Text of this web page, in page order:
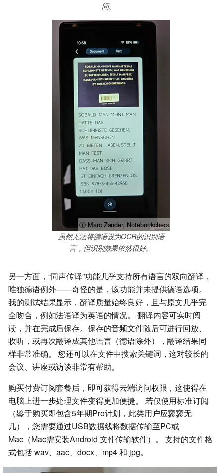
间。
ⓘ Marc Zander, Notebookcheck
虽然无法将德语设为OCR的识别语
言，但识别效果依然很好。
另一方面，“同声传译”功能几乎支持所有语言的双向翻译，
唯独德语例外——奇怪的是，该功能并未提供德语选项。
我的测试结果显示，翻译质量始终良好，且与原文几乎完
全吻合，例如法语译为英语的情况。 翻译内容可实时阅
读，并在完成后保存。保存的音频文件随后可进行回放、
收听，或再次翻译成其他语言（德语除外），翻译结果同
样非常准确。 您还可以在文件中搜索关键词，这对较长的
会议、讲座或访谈非常有帮助。
购买付费订阅套餐后，即可获得云端访问权限，这使得在
电脑上进一步处理文件变得更加便捷。 若仅使用标准订阅
（鉴于购买即包含5年期Pro计划，此类用户应寥寥无
几），您需要通过USB数据线将数据传输至PC或
Mac（Mac需安装Android 文件传输软件）。 支持的文件格
式包括 wav、aac、docx、mp4 和 jpg。